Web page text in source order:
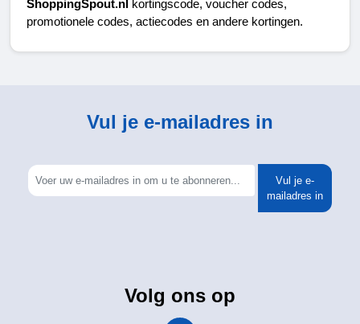
ShoppingSpout.nl
kortingscode, voucher codes,
promotionele codes, actiecodes en andere kortingen.
Vul je e-mailadres in
Vul je e-
mailadres in
Volg ons op